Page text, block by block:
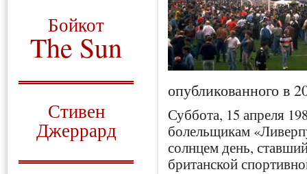
Бойкот
The Sun
Стивен
Джеррард
опубликованного в
Суббота, 15 апреля
болельщикам
солнцем день,
британской